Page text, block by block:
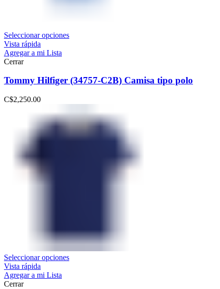
Seleccionar opciones
Vista rápida
Agregar a mi Lista
Cerrar
Tommy Hilfiger (34757-C2B) Camisa tipo polo
C$2,250.00
Seleccionar opciones
Vista rápida
Agregar a mi Lista
Cerrar